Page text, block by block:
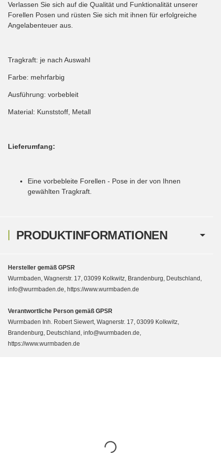
PRODUKTINFORMATIONEN
Verlassen Sie sich auf die Qualität und Funktionalität unserer
Forellen Posen und rüsten Sie sich mit ihnen für erfolgreiche
Angelabenteuer aus.
Tragkraft: je nach Auswahl
Farbe: mehrfarbig
Ausführung: vorbebleit
Material: Kunststoff, Metall
Lieferumfang:
Eine vorbebleite Forellen - Pose in der von Ihnen
gewählten Tragkraft
Hersteller gemäß GPSR
Wurmbaden, Wagnerstr. 17, 03099 Kolkwitz, Brandenburg, Deutschland,
info@wurmbaden.de, https://www.wurmbaden.de
Verantwortliche Person gemäß GPSR
Wurmbaden Inh. Robert Siewert, Wagnerstr. 17, 03099 Kolkwitz,
Brandenburg, Deutschland, info@wurmbaden.de,
https://www.wurmbaden.de